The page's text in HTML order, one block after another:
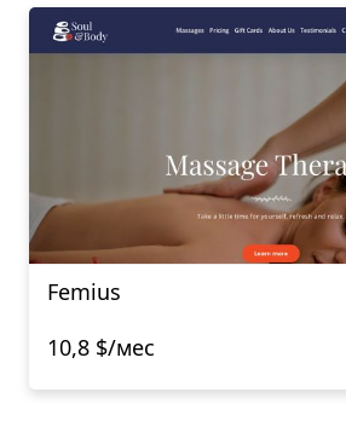
Femius
10,8 $/мес